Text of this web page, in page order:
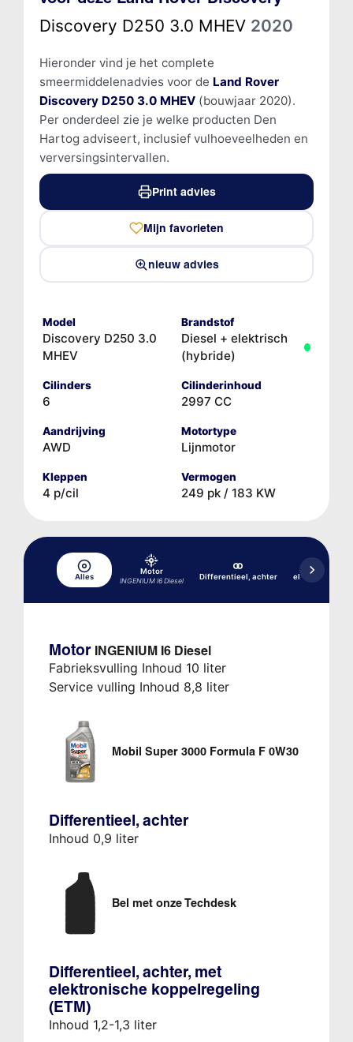
Discovery D250 3.0 MHEV 2020
Hieronder vind je het complete
smeermiddelenadvies voor de Land Rover
Discovery D250 3.0 MHEV(bouwjaar 2020).
Per onderdeel zie je welke producten Den
Hartog adviseert, inclusief vulhoeveelheden en
verversingsintervallen.
Print advies
Mijn favorieten
nieuw advies
Model
Discovery D250 3.0
MHEV
Brandstof
Diesel + elektrisch
(hybride)
Cilinders
6
Cilinderinhoud
2997 CC
Aandrijving
AWD
Motortype
Lijnmotor
Kleppen
4 p/cil
Vermogen
249 pk / 183 KW
Alles
Motor
INGENIUM I6 Diesel
Differentieel, achter
Differentieel,
elektronische
Motor INGENIUM I6 Diesel
Fabrieksvulling Inhoud 10 liter
Service vulling Inhoud 8,8 liter
Mobil Super 3000 Formula F 0W30
Differentieel, achter
Inhoud 0,9 liter
Bel met onze Techdesk
Differentieel, achter, met
elektronische koppelregeling
(ETM)
Inhoud 1,2-1,3 liter